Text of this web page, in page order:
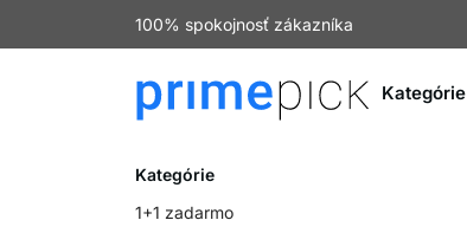
100% spokojnosť zákazníka
Kategórie
Kategórie
1+1 zadarmo